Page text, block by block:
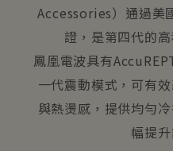
Accessories）通過美
證，是第四代的
鳳凰電波具有
一代震動模式，可有
與熱燙感，提供均勻
幅提